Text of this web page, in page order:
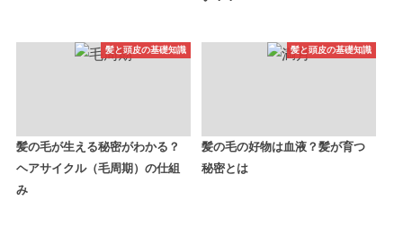
髪と頭皮の基礎知識
髪の毛が生える秘密がわかる？
ヘアサイクル（毛周期）の仕組
み
髪と頭皮の基礎知識
髪の毛の好物は血液？髪が育つ
秘密とは